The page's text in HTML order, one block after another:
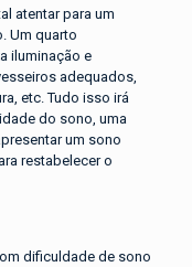
atentar para um
Um quarto
iluminação e
adequados,
etc. Tudo isso irá
do sono, uma
um sono
restabelecer o
dificuldade de sono